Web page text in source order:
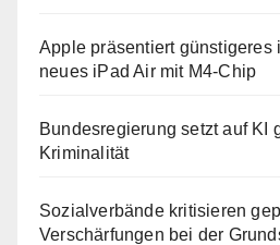
Apple präsentiert günstigeres
neues iPad Air mit M4-Chip
Bundesregierung setzt auf KI
Kriminalität
Sozialverbände kritisieren
Verschärfungen bei der